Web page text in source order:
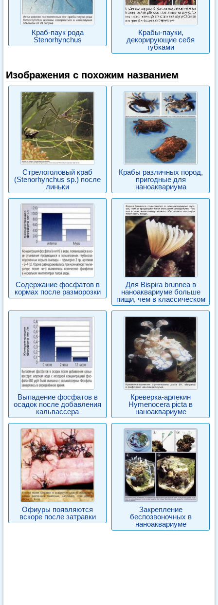
Краб-паук рода
Stenorhynchus
Крабы-пауки,
декорирующие себя
губками
Изображения с похожим названием
Стрелоголовый краб
(Stenorhynchus sp.) после
линьки
Крабы различных пород,
пригодные для
наноаквариума
Содержание фосфатов в
кормах после разморозки
Для Bispira brunnea в
наноаквариуме больше
пищи, чем в классическом
Выпадение фосфатов в
осадок после добавления
кальвассера
Креверка-арлекин
Hymenocera picta в
наноаквариуме
Офиуры появляются
вскоре после затравки
Закрепление
беспозвоночных в
наноаквариуме